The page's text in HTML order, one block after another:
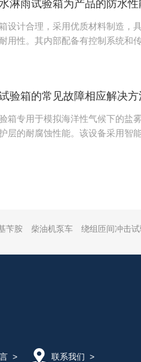
控、灯管异常等问题。掌握紫外
，是确保试验数据真实可靠的关
不均检查紫外灯管是否达到寿命
设计合理，采用优质材料制造，
用性。其内部配备有控制系统和
。一、准备工作1、设备检查：
观，确保完好无损，电源线、插
设备：根据厂家提供的标准，定
验箱的常见故障相应解决
箱专用于模拟海洋性气候下的盐
层的耐腐蚀性能。该设备采用智
热器...
苄胺 柴油机泵车 绕组匝间冲击
> 联系我们 >